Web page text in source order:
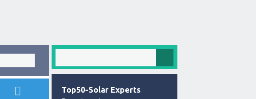
Top50-Solar Experts